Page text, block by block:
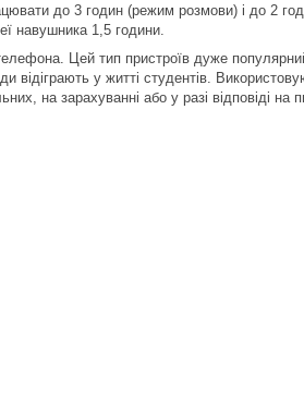
до 3 годин (режим розмови) і до 2
навушника 1,5 години.
Цей тип пристроїв дуже
відіграють у житті студентів.
на зарахуванні або у разі відповіді на